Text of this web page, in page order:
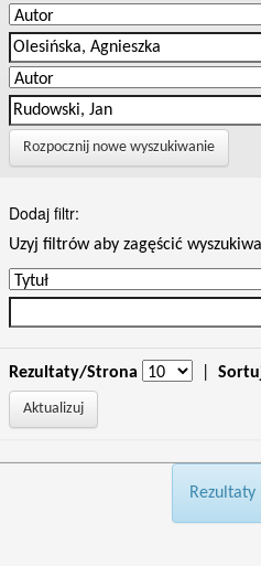
Rozpocznij nowe wyszukiwanie
Dodaj filtr:
Uzyj filtrów aby zagęścić
Rezultaty/Strona
Rezultaty